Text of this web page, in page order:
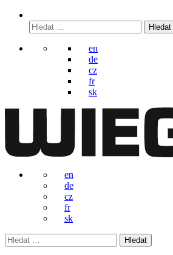
Vyhledávání
en
de
cz
fr
sk
en
de
cz
fr
sk
Vyhledávání